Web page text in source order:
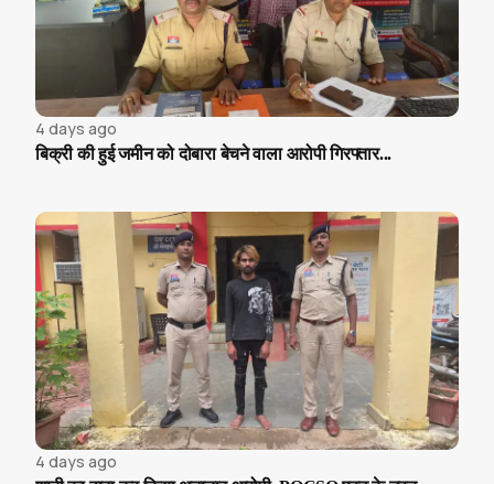
4 days ago
बिक्री की हुई जमीन को दोबारा बेचने वाला आरोपी गिरफ्तार...
4 days ago